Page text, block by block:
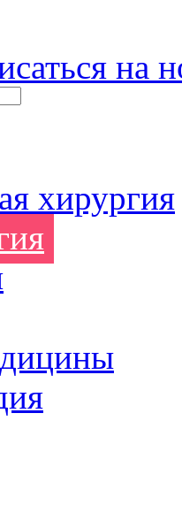
хирургия